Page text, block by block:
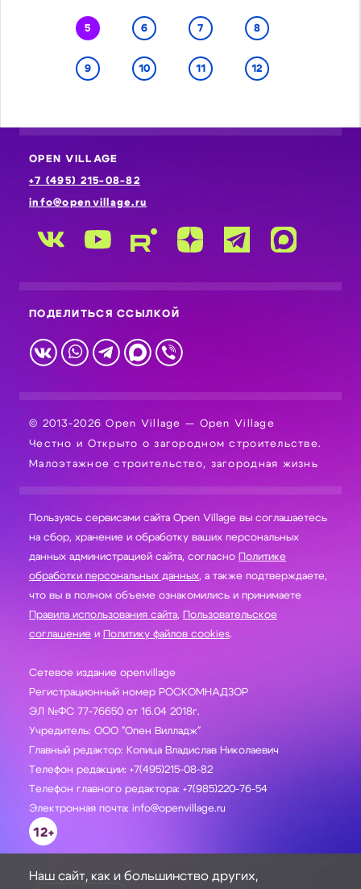
5 6 7 8
9 10 11 12
OPEN VILLAGE
+7 (495) 215-08-82
info@openvillage.ru
ПОДЕЛИТЬСЯ ССЫЛКОЙ
© 2013-2026 Open Village — Open Village
Честно и Открыто о загородном строительстве.
Малоэтажное строительство, загородная жизнь
Пользуясь сервисами сайта Open Village вы соглашаетесь
на сбор, хранение и обработку ваших персональных
данных администрацией сайта, согласно Политике
обработки персональных данных, а также подтверждаете,
что вы в полном объеме ознакомились и принимаете
Правила использования сайта, Пользовательское
соглашение и Политику файлов cookies.
Сетевое издание openvillage
Регистрационный номер РОСКОМНАДЗОР
ЭЛ №ФС 77-76650 от 16.04 2018г.
Учредитель: ООО "Опен Вилладж"
Главный редактор: Копица Владислав Николаевич
Телефон редакции: +7(495)215-08-82
Телефон главного редактора: +7(985)220-76-54
Электронная почта: info@openvillage.ru
12+
Наш сайт, как и большинство других,